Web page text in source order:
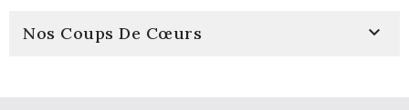
Nos Coups De Cœurs 